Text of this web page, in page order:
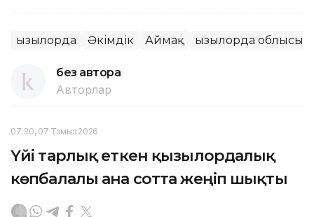
Қызылорда Әкімдік Аймақ Қызылорда облысы
без автора
Авторлар
07:30, 07 Тамыз 2026
Үйі тарлық еткен қызылордалық
көпбалалы ана сотта жеңіп шықты